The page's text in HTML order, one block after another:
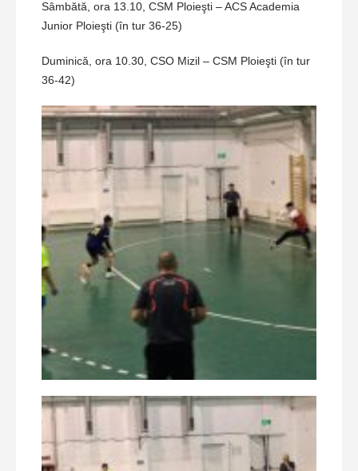
Sâmbătă, ora 13.10, CSM Ploieşti – ACS Academia
Junior Ploieşti (în tur 36-25)
Duminică, ora 10.30, CSO Mizil – CSM Ploieşti (în tur
36-42)